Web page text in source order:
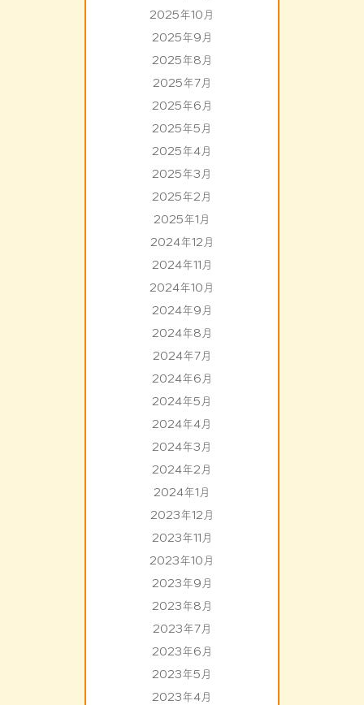
2025年10月
2025年9月
2025年8月
2025年7月
2025年6月
2025年5月
2025年4月
2025年3月
2025年2月
2025年1月
2024年12月
2024年11月
2024年10月
2024年9月
2024年8月
2024年7月
2024年6月
2024年5月
2024年4月
2024年3月
2024年2月
2024年1月
2023年12月
2023年11月
2023年10月
2023年9月
2023年8月
2023年7月
2023年6月
2023年5月
2023年4月